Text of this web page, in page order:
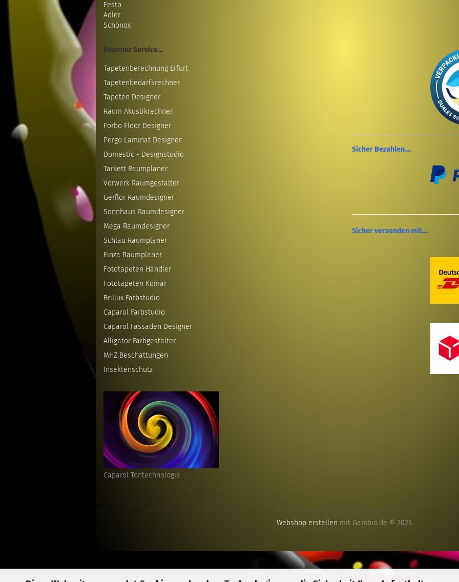
Festo
Adler
Schönox
Externer Service...
Tapetenberechnung Erfurt
Tapetenbedarfsrechner
Tapeten Designer
Raum Akustikrechner
Forbo Floor Designer
Pergo Laminat Designer
Domestic - Designstudio
Tarkett Raumplaner
Vorwerk Raumgestalter
Gerflor Raumdesigner
Sonnhaus Raumdesigner
Mega Raumdesigner
Schlau Raumplaner
Einza Raumplaner
Fototapeten Händler
Fototapeten Komar
Brillux Farbstudio
Caparol Farbstudio
Caparol Fassaden Designer
Alligator Farbgestalter
MHZ Beschattungen
Insektenschutz
Caparol Töntechnologie
Sicher Bezahlen....
Sicher versenden mit....
Webshop erstellen mit Gambio.de © 2026